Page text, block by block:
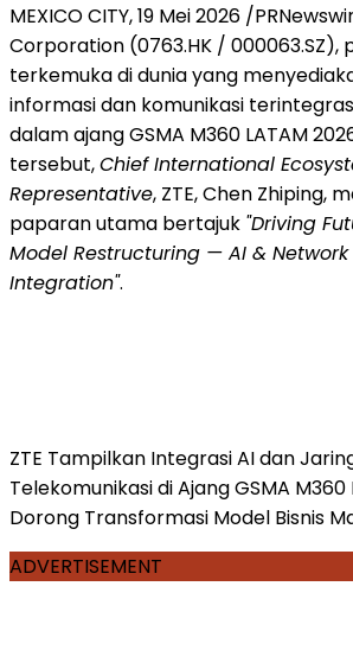
MEXICO CITY,19 Mei 2026 /
Corporation (0763.HK / 000063.SZ),
terkemuka di dunia yang
informasi dan komunikasi
dalam ajang GSMA M360 LATAM
tersebut,Chief International
Representative, ZTE, Chen Zhiping,
paparan utama bertajuk "Driving
Model Restructuring — AI &
Integration".
ZTE Tampilkan Integrasi AI dan
Telekomunikasi di Ajang GSMA M360
Dorong Transformasi Model Bisnis
ADVERTISEMENT